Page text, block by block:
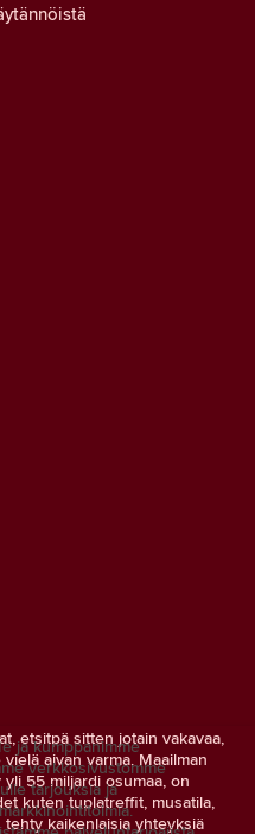
etsitpä sitten jotain vakavaa,
aivan varma. Maailman
55 miljardi osumaa, on
kuten tuplatreffit, musatila,
kaikenlaisia yhteyksiä
ja kumppanimme
verkkosivustomme
tarjouksia ja